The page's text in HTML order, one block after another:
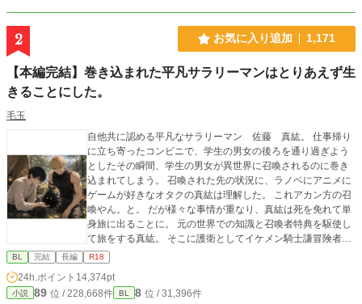
2 お気に入り追加 1,171
【本編完結】巻き込まれた平凡サラリーマンはとりあえず生
きることにした。
毛玉
自他共に認める平凡なサラリーマン 佐藤 真紘。 仕事帰り
に立ち寄ったコンビニで、学生の男女の後ろを通り過ぎよう
としたその瞬間、学生の男女が異世界に召喚されるのに巻き
込まれてしまう。 召喚された先の状況に、ラノベにアニメに
ゲームが好きなオタクの真紘は理解した。 これアカン方の召
喚やん。と。 だが様々な事情が重なり、真紘は死を免れて単
身旅に出ることに。 元の世界での知識と召喚者特典を駆使し
て旅をする真紘。 そこに護衛としてイケメン騎士謙冒険者の
ロイドが付けられてしまい、仕方なく国境まで護衛として同
行することになるが？ 年下イケメン冒険者（騎士）×年上鈍
感平凡男性 どちらもノンケです。でもBLです。 冒険や人と
の出会いだったり世界観がメインで、恋愛要素までいくのが
BL 完結 長編 R18
24h.ポイント 14,374pt
小説 89 位 / 228,668件 BL 8 位 / 31,396件